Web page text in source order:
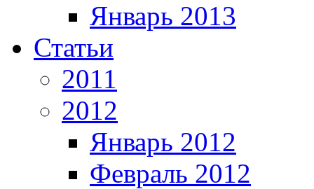
Январь 2013
Статьи
2011
2012
Январь 2012
Февраль 2012